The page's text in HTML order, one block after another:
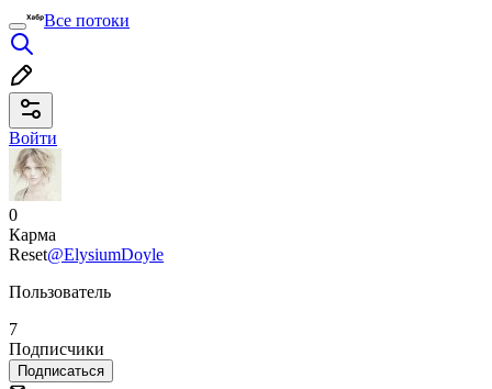
Все потоки
Войти
0
Карма
Reset@ElysiumDoyle
Пользователь
7
Подписчики
Подписаться